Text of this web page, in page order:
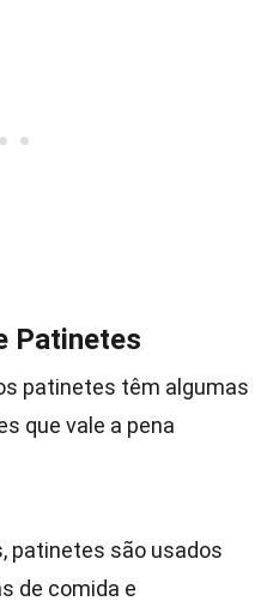
Patinetes
patinetes têm algumas
que vale a pena
patinetes são usados
de comida e